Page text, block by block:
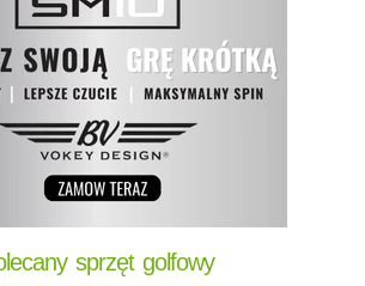
sprzęt golfowy